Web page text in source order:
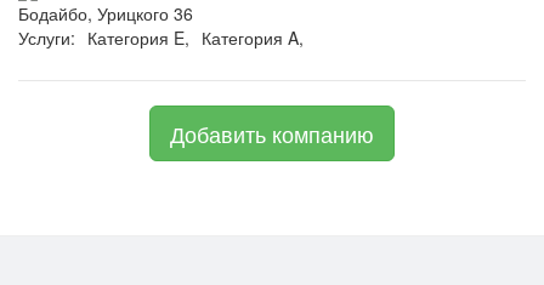
Бодайбо, Урицкого 36
Услуги: Категория E, Категория A,
Добавить компанию